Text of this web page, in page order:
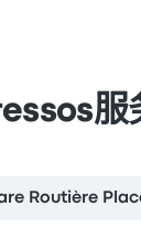
服
Routière